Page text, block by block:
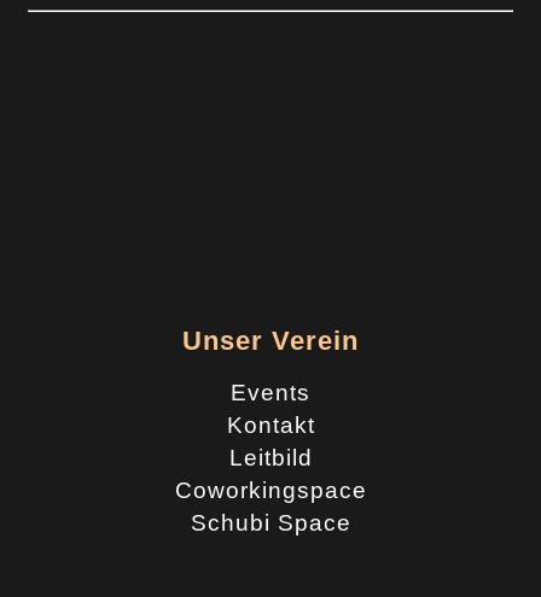
Unser Verein
Events
Kontakt
Leitbild
Coworkingspace
Schubi Space